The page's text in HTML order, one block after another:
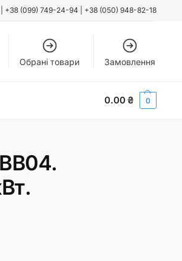
+38 (099) 749-24-94 +38 (050) 948-82-18
Обрані товари Замовлення
0.00 ₴ 0